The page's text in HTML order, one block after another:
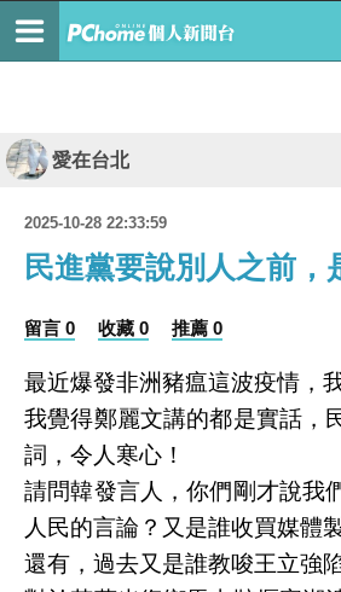
愛在台北
2025-10-28 22:33:59
民進黨要說別人之前，
留言 0 收藏 0 推薦 0
最近爆發非洲豬瘟這波疫情，
我覺得鄭麗文講的都是實話，
詞，令人寒心！
請問韓發言人，你們剛才說我
人民的言論？又是誰收買媒體
還有，過去又是誰教唆王立強